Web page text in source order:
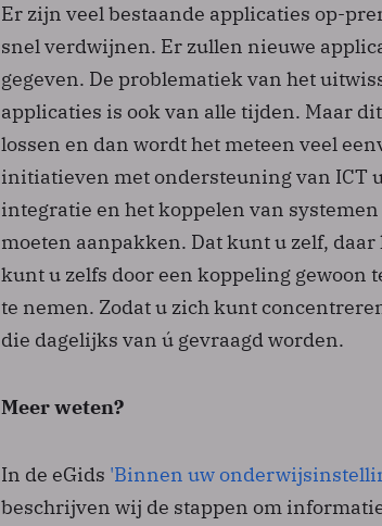
Er zijn veel bestaande applicaties op-
snel verdwijnen. Er zullen nieuwe
gegeven. De problematiek van het
applicaties is ook van alle tijden. Maar
lossen en dan wordt het meteen veel
initiatieven met ondersteuning van ICT
integratie en het koppelen van
moeten aanpakken. Dat kunt u zelf,
kunt u zelfs door een koppeling gewoon
te nemen. Zodat u zich kunt
die dagelijks van ú gevraagd worden.
Meer weten?
In de eGids 'Binnen uw
beschrijven wij de stappen om